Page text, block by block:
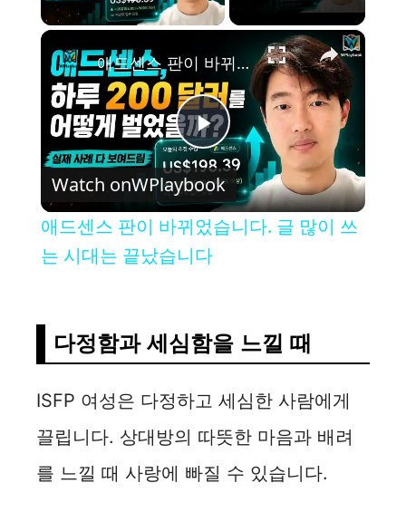
×
P
l
a
V
d
애드센스 판이 바뀌었습니다. 글 많이 쓰는 시대는 끝났습니다
Watch onWPlaybook
애드센스 판이 바뀌었습니다. 글 많이 쓰
는 시대는 끝났습니다
다정함과 세심함을 느낄 때
ISFP 여성은 다정하고 세심한 사람에게
끌립니다. 상대방의 따뜻한 마음과 배려
를 느낄 때 사랑에 빠질 수 있습니다.